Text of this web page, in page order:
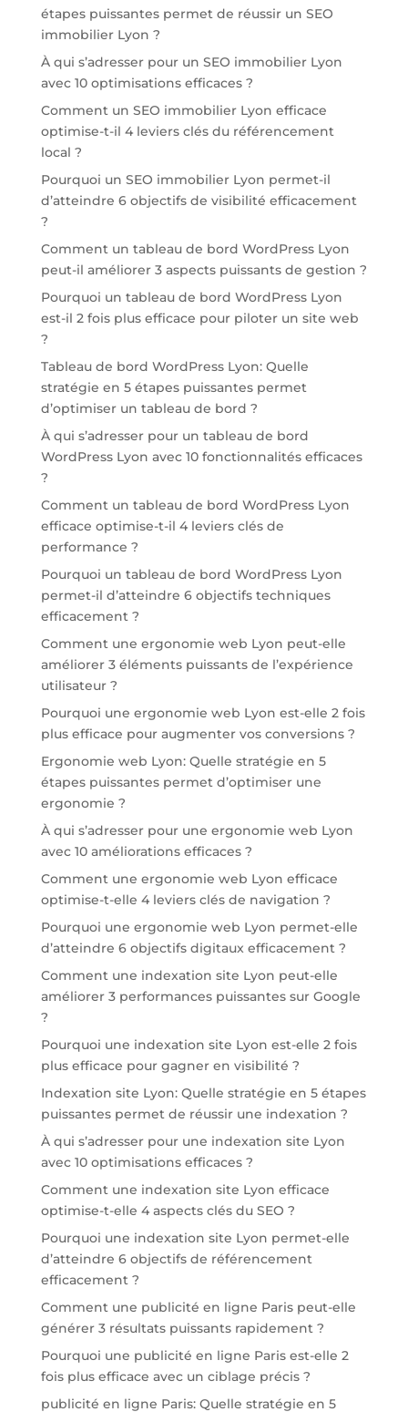
étapes puissantes permet de réussir un SEO
immobilier Lyon ?
À qui s’adresser pour un SEO immobilier Lyon
avec 10 optimisations efficaces ?
Comment un SEO immobilier Lyon efficace
optimise-t-il 4 leviers clés du référencement
local ?
Pourquoi un SEO immobilier Lyon permet-il
d’atteindre 6 objectifs de visibilité efficacement
?
Comment un tableau de bord WordPress Lyon
peut-il améliorer 3 aspects puissants de gestion ?
Pourquoi un tableau de bord WordPress Lyon
est-il 2 fois plus efficace pour piloter un site web
?
Tableau de bord WordPress Lyon: Quelle
stratégie en 5 étapes puissantes permet
d’optimiser un tableau de bord ?
À qui s’adresser pour un tableau de bord
WordPress Lyon avec 10 fonctionnalités efficaces
?
Comment un tableau de bord WordPress Lyon
efficace optimise-t-il 4 leviers clés de
performance ?
Pourquoi un tableau de bord WordPress Lyon
permet-il d’atteindre 6 objectifs techniques
efficacement ?
Comment une ergonomie web Lyon peut-elle
améliorer 3 éléments puissants de l’expérience
utilisateur ?
Pourquoi une ergonomie web Lyon est-elle 2 fois
plus efficace pour augmenter vos conversions ?
Ergonomie web Lyon: Quelle stratégie en 5
étapes puissantes permet d’optimiser une
ergonomie ?
À qui s’adresser pour une ergonomie web Lyon
avec 10 améliorations efficaces ?
Comment une ergonomie web Lyon efficace
optimise-t-elle 4 leviers clés de navigation ?
Pourquoi une ergonomie web Lyon permet-elle
d’atteindre 6 objectifs digitaux efficacement ?
Comment une indexation site Lyon peut-elle
améliorer 3 performances puissantes sur Google
?
Pourquoi une indexation site Lyon est-elle 2 fois
plus efficace pour gagner en visibilité ?
Indexation site Lyon: Quelle stratégie en 5 étapes
puissantes permet de réussir une indexation ?
À qui s’adresser pour une indexation site Lyon
avec 10 optimisations efficaces ?
Comment une indexation site Lyon efficace
optimise-t-elle 4 aspects clés du SEO ?
Pourquoi une indexation site Lyon permet-elle
d’atteindre 6 objectifs de référencement
efficacement ?
Comment une publicité en ligne Paris peut-elle
générer 3 résultats puissants rapidement ?
Pourquoi une publicité en ligne Paris est-elle 2
fois plus efficace avec un ciblage précis ?
publicité en ligne Paris: Quelle stratégie en 5